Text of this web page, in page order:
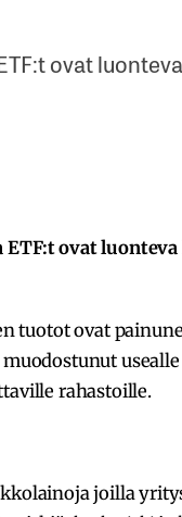
ovat
ovat luonteva
tuotot ovat
rahastoille.
joilla